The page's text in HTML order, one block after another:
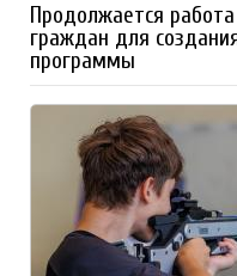
Продолжается
граждан для
программы